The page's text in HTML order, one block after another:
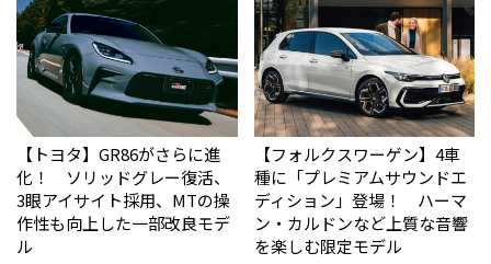
【トヨタ】GR86がさらに進
化！ ソリッドグレー復活、
3眼アイサイト採用、MTの操
作性も向上した一部改良モデ
ル
【フォルクスワーゲン】4車
種に「プレミアムサウンドエ
ディション」登場！ ハーマ
ン・カルドンなど上質な音響
を楽しむ限定モデル